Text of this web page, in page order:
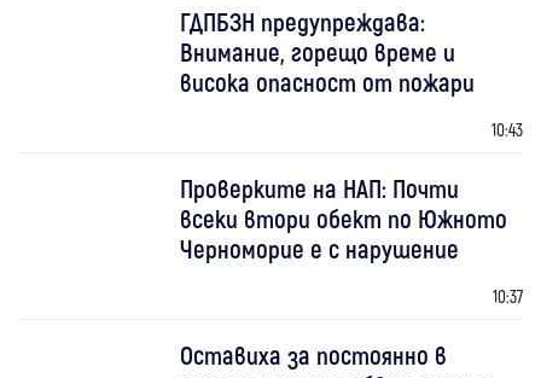
ГДПБЗН предупреждава:
Внимание, горещо време и
висока опасност от пожари
10:43
Проверките на НАП: Почти
всеки втори обект по Южното
Черноморие е с нарушение
10:37
Оставиха за постоянно в